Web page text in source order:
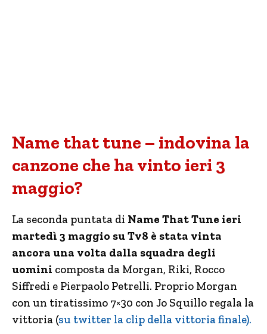
Name that tune – indovina la
canzone che ha vinto ieri 3
maggio?
La seconda puntata di Name That Tune ieri
martedì 3 maggio su Tv8 è stata vinta
ancora una volta dalla squadra degli
uomini composta da Morgan, Riki, Rocco
Siffredi e Pierpaolo Petrelli. Proprio Morgan
con un tiratissimo 7×30 con Jo Squillo regala la
vittoria (su twitter la clip della vittoria finale).